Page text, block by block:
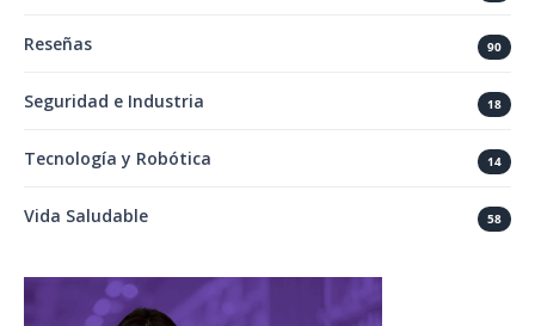
Reseñas 90
Seguridad e Industria 18
Tecnología y Robótica 14
Vida Saludable 58